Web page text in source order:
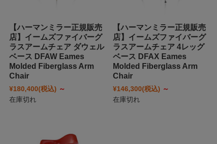
【ハーマンミラー正規販売
店】イームズファイバーグ
ラスアームチェア ダウェル
ベース DFAW Eames
Molded Fiberglass Arm
Chair
¥180,400(税込) ～
在庫切れ
【ハーマンミラー正規販売
店】イームズファイバーグ
ラスアームチェア 4レッグ
ベース DFAX Eames
Molded Fiberglass Arm
Chair
¥146,300(税込) ～
在庫切れ